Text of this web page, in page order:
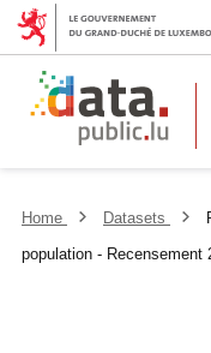
Home Datasets
population - Recensement